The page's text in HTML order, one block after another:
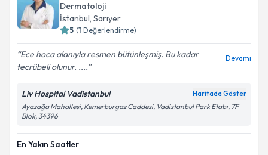
Dermatoloji
İstanbul, Sarıyer
5 (1 Değerlendirme)
Ece hoca alanıyla resmen bütünleşmiş. Bu kadar
tecrübeli olunur. ....
Devamı
Liv Hospital Vadistanbul Haritada Göster
Ayazağa Mahallesi, Kemerburgaz Caddesi, Vadistanbul Park Etabı, 7F
Blok, 34396
En Yakın Saatler